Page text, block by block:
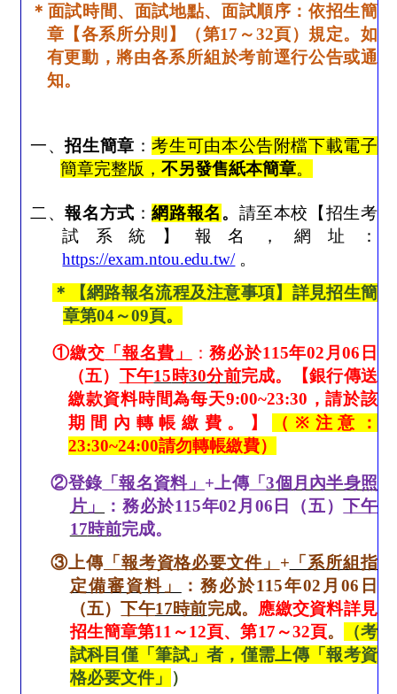
＊面試時間、面試地點、面試順序：依招生簡
章【各系所分則】（第17 ～32頁）規定。如
有更動，將由各系所組於考前逕行公告或通
知。
一、招生簡章 ：考生可由本公告附檔下載電子
簡章完整版， 不另發售紙本簡章。
二、報名方式 ：網路報名 。 請至本校【招生考
試系統】報名，網址：
https://exam.ntou.edu.tw/ 。
＊
【網路報名流程及注意事項】詳見招生簡
章第04～09頁。
①繳交 「報名費」 ：務必於115年02月06 日
（五） 下午15時30分前完成。【銀行傳送
繳款資料時間為每天9:00~23:30 ，請於該
期間內轉帳繳費。】
（ ※ 注意：
23:30~24:00請勿轉帳繳費）
②登錄「報名資料」 +上傳「3個月內半身照
片」
：務必於115年02月 06 日（五）下午
17時前完成。
③上傳「報考資格必要文件」 + 「系所組指
定備審資料」
：務必於115年02 月 06 日
（五）下午17時前完成。 應繳交資料詳見
招生簡章第11 ～12頁、第17 ～32頁。
（考
試科目僅「筆試」者，僅需上傳「報考資
格必要文件」
）